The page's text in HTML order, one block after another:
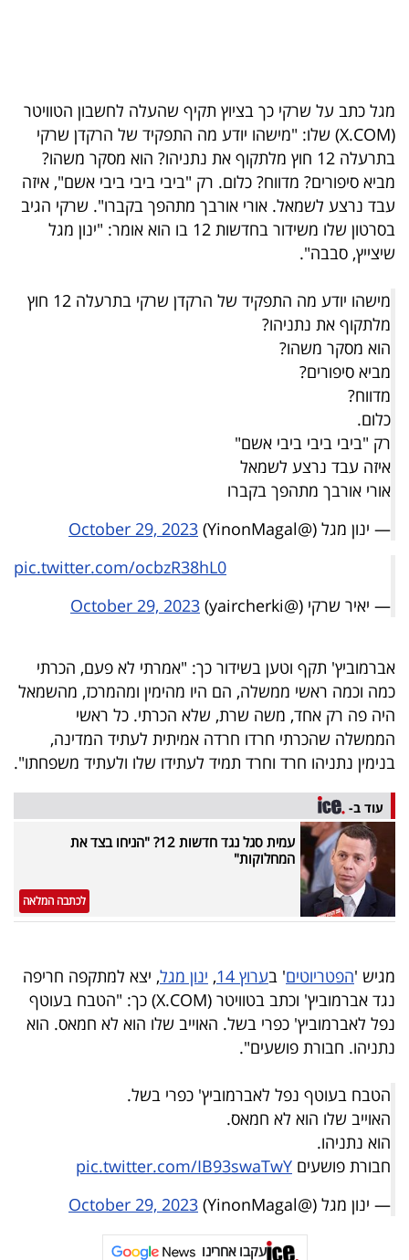
שיתופי
פעולה
דרושים
מייל
אדום
פרסמו
באייס
עקבו
מגל כתב על שרקי כך בציוץ תקיף שהעלה לחשבון הטוויטר
(X.COM) שלו: "מישהו יודע מה התפקיד של הרקדן שרקי
בתרעלה 12 חוץ מלתקוף את נתניהו? הוא מסקר משהו?
מביא סיפורים? מדווח? כלום. רק "ביבי ביבי ביבי אשם", איזה
עבד נרצע לשמאל. אורי אורבך מתהפך בקברו". שרקי הגיב
בסרטון שלו משידור בחדשות 12 בו הוא אומר: "ינון מגל
שיצייץ, סבבה".
מישהו יודע מה התפקיד של הרקדן שרקי בתרעלה 12 חוץ
מלתקוף את נתניהו?
הוא מסקר משהו?
מביא סיפורים?
מדווח?
כלום.
רק "ביבי ביבי ביבי אשם"
איזה עבד נרצע לשמאל
אורי אורבך מתהפך בקברו
— ינון מגל (@YinonMagal)
October 29, 2023
pic.twitter.com/ocbzR38hL0
— יאיר שרקי (@yaircherki)
October 29, 2023
אברמוביץ' תקף וטען בשידור כך: "אמרתי לא פעם, הכרתי
כמה וכמה ראשי ממשלה, הם היו מהימין ומהמרכז, מהשמאל
היה פה רק אחד, משה שרת, שלא הכרתי. כל ראשי
הממשלה שהכרתי חרדו חרדה אמיתית לעתיד המדינה,
בנימין נתניהו חרד וחרד תמיד לעתידו שלו ולעתיד משפחתו".
עוד ב-
עמית סגל נגד חדשות 12? "הניחו בצד את
המחלוקות"
לכתבה המלאה
מגיש 'הפטריוטים' בערוץ 14 , ינון מגל, יצא למתקפה חריפה
נגד אברמוביץ' וכתב בטוויטר (X.COM) כך: "הטבח בעוטף
נפל לאברמוביץ' כפרי בשל. האוייב שלו הוא לא חמאס. הוא
נתניהו. חבורת פושעים".
הטבח בעוטף נפל לאברמוביץ' כפרי בשל.
האוייב שלו הוא לא חמאס.
הוא נתניהו.
חבורת פושעים pic.twitter.com/IB93swaTwY
— ינון מגל (@YinonMagal)
October 29, 2023
עקבו אחרינו